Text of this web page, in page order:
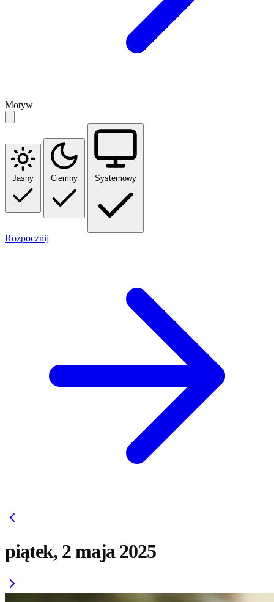
Motyw
Jasny Ciemny Systemowy
Rozpocznij
piątek, 2 maja 2025